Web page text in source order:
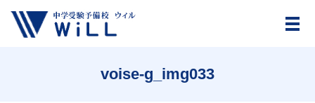
メ
voise-g_img033